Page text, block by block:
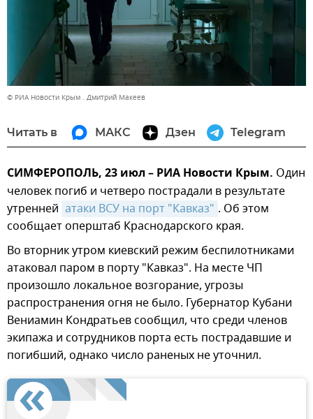
© РИА Новости Крым . Дмитрий Макеев
Читать в МАКС Дзен Telegram
СИМФЕРОПОЛЬ, 23 июл – РИА Новости Крым. Один
человек погиб и четверо пострадали в результате
утренней атаки ВСУ на порт "Кавказ" . Об этом
сообщает оперштаб Краснодарского края.
Во вторник утром киевский режим беспилотниками
атаковал паром в порту "Кавказ". На месте ЧП
произошло локальное возгорание, угрозы
распространения огня не было. Губернатор Кубани
Вениамин Кондратьев сообщил, что среди членов
экипажа и сотрудников порта есть пострадавшие и
погибший, однако число раненых не уточнил.